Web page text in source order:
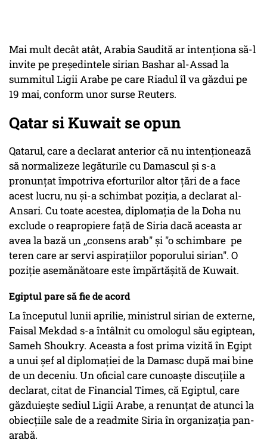
Mai mult decât atât, Arabia Saudită ar intenționa să-l
invite pe președintele sirian Bashar al-Assad la
summitul Ligii Arabe pe care Riadul îl va găzdui pe
19 mai, conform unor surse Reuters.
Qatar si Kuwait se opun
Qatarul, care a declarat anterior că nu intenționează
să normalizeze legăturile cu Damascul și s-a
pronunțat împotriva eforturilor altor țări de a face
acest lucru, nu și-a schimbat poziția, a declarat al-
Ansari. Cu toate acestea, diplomația de la Doha nu
exclude o reapropiere față de Siria dacă aceasta ar
avea la bază un ,,consens arab" și "o schimbare pe
teren care ar servi aspirațiilor poporului sirian". O
poziție asemănătoare este împărtășită de Kuwait.
Egiptul pare să fie de acord
La începutul lunii aprilie, ministrul sirian de externe,
Faisal Mekdad s-a întâlnit cu omologul său egiptean,
Sameh Shoukry. Aceasta a fost prima vizită în Egipt
a unui şef al diplomaţiei de la Damasc după mai bine
de un deceniu. Un oficial care cunoaște discuțiile a
declarat, citat de Financial Times, că Egiptul, care
găzduiește sediul Ligii Arabe, a renunțat de atunci la
obiecțiile sale de a readmite Siria în organizația pan-
arabă.